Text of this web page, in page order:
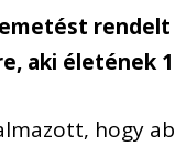
rendelt
aki életének
hogy